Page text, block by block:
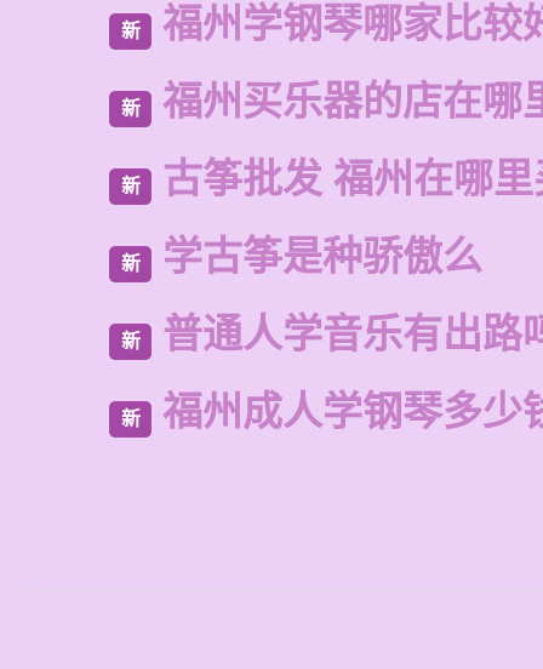
新 福州学钢琴哪家比较
新 福州买乐器的店在哪
新 古筝批发 福州在哪
新 学古筝是种骄傲么
新 普通人学音乐有出路
新 福州成人学钢琴多少